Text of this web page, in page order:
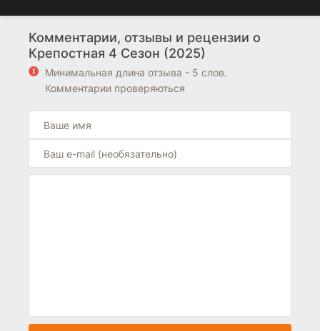
Комментарии, отзывы и рецензии о
Крепостная 4 Сезон (2025)
Минимальная длина отзыва - 5 слов.
Комментарии проверяються